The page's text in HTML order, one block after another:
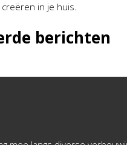
in je huis.
berichten